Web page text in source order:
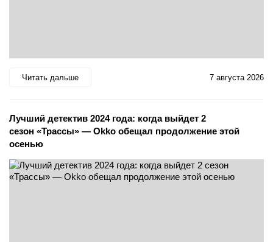
Читать дальше 7 августа 2026
Лучший детектив 2024 года: когда выйдет 2
сезон «Трассы» — Okko обещал продолжение этой
осенью